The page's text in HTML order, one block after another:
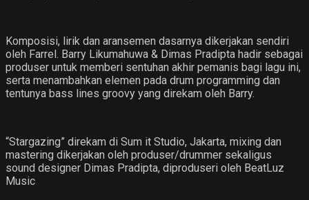
Komposisi, lirik dan aransemen dasarnya dikerjakan sendiri
oleh Farrel. Barry Likumahuwa & Dimas Pradipta hadir sebagai
produser untuk memberi sentuhan akhir pemanis bagi lagu ini,
serta menambahkan elemen pada drum programming dan
tentunya bass lines groovy yang direkam oleh Barry.
“Stargazing” direkam di Sum it Studio, Jakarta, mixing dan
mastering dikerjakan oleh produser/drummer sekaligus
sound designer Dimas Pradipta, diproduseri oleh BeatLuz
Music